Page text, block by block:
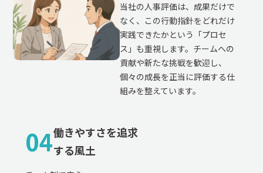
当社の人事評価は、成果だけで
なく、この行動指針をどれだけ
実践できたかという「プロセ
ス」も重視します。チームへの
貢献や新たな挑戦を歓迎し、
個々の成長を正当に評価する仕
組みを整えています。
04働きやすさを追求
する風土